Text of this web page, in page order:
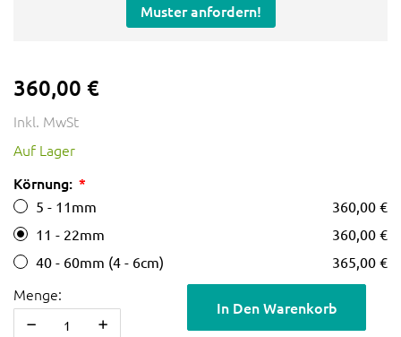
Muster anfordern!
360,00 €
Inkl. MwSt
Auf Lager
Körnung:
5 - 11mm
360,00 €
11 - 22mm
360,00 €
40 - 60mm (4 - 6cm)
365,00 €
Menge:
In Den Warenkorb